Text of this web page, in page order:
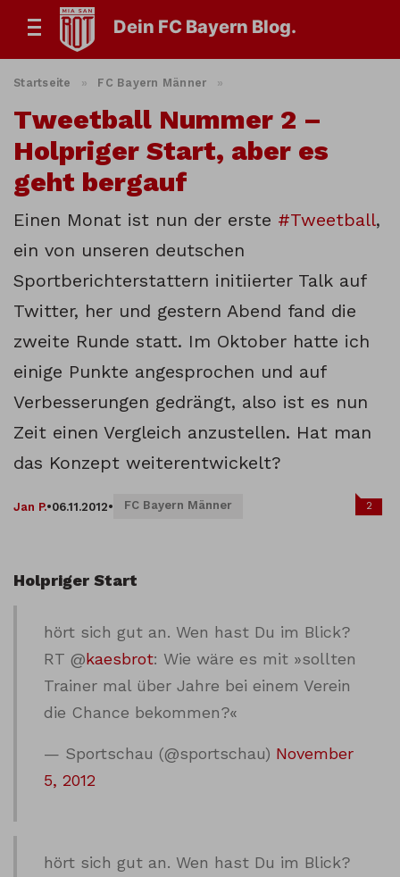
Dein FC Bayern Blog.
Startseite » FC Bayern Männer »
Tweetball Nummer 2 –
Holpriger Start, aber es
geht bergauf
Einen Monat ist nun der erste #Tweetball,
ein von unseren deutschen
Sportberichterstattern initiierter Talk auf
Twitter, her und gestern Abend fand die
zweite Runde statt. Im Oktober hatte ich
einige Punkte angesprochen und auf
Verbesserungen gedrängt, also ist es nun
Zeit einen Vergleich anzustellen. Hat man
das Konzept weiterentwickelt?
Jan P.•06.11.2012• FC Bayern Männer 2
Holpriger Start
hört sich gut an. Wen hast Du im Blick?
RT @kaesbrot: Wie wäre es mit »sollten
Trainer mal über Jahre bei einem Verein
die Chance bekommen?«
— Sportschau (@sportschau) November
5, 2012
hört sich gut an. Wen hast Du im Blick?